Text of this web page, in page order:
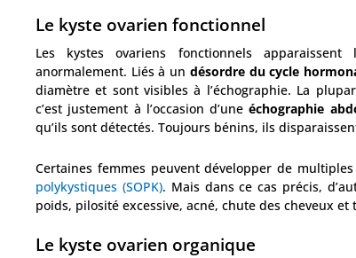
Le kyste ovarien fonctionnel
Les kystes ovariens fonctionnels
anormalement. Liés à un désordre du cycle
diamètre et sont visibles à l’échographie. La
c’est justement à l’occasion d’uneéchographie
qu’ils sont détectés. Toujours bénins, ils
Certaines femmes peuvent développer de
polykystiques (SOPK). Mais dans ce cas précis,
poids, pilosité excessive, acné, chute des cheveux
Le kyste ovarien organique